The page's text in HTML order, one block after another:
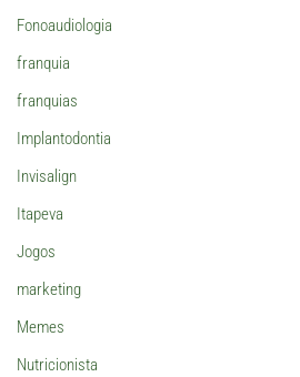
Fonoaudiologia
franquia
franquias
Implantodontia
Invisalign
Itapeva
Jogos
marketing
Memes
Nutricionista